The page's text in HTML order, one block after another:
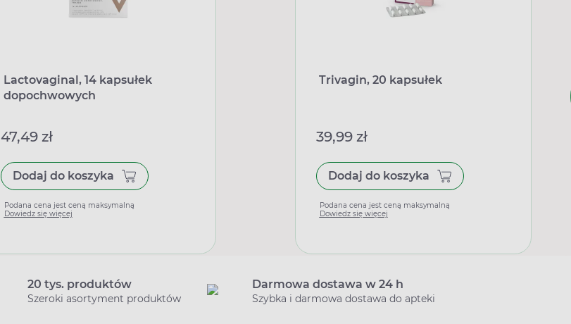
Lactovaginal, 14 kapsułek
dopochwowych
47,49 zł
Dodaj do koszyka
Podana cena jest ceną maksymalną
Dowiedz się więcej
Trivagin, 20 kapsułek
39,99 zł
Dodaj do koszyka
Podana cena jest ceną maksymalną
Dowiedz się więcej
20 tys. produktów
Szeroki asortyment produktów
Darmowa dostawa w 24 h
Szybka i darmowa dostawa do apteki